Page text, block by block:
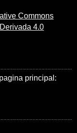
Commons
4.0
principal: